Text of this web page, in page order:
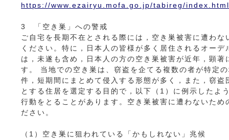
https://www.ezairyu.mofa.go.jp/tabireg/index.html
3 「空き巣」への警戒
ご自宅を長期不在とされる際には，空き巣被害に遭わな
ください。特に，日本人の皆様が多く居住されるオーデ
は，未遂も含め，日本人の方の空き巣被害が近年，顕著
す。 当地での空き巣は、窃盗を企てる複数の者が特定
件，短期間にまとめて侵入する形態が多く，また，窃盗
とする住居を選定する目的で，以下（1）に例示したよ
行動をとることがあります。空き巣被害に遭わないため
ださい。
（1）空き巣に狙われている「かもしれない」兆候